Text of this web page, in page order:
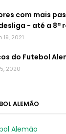
com mais
- até a 8ª
19, 2021
do Futebol
2020
ALEMÃO